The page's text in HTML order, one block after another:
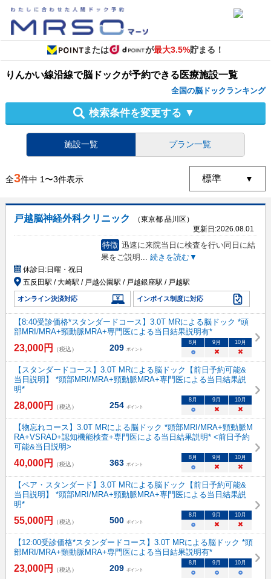
または が最大3.5%貯まる！
りんかい線沿線で脳ドックが予約できる医療施設一覧
全国の脳ドックランキング
検索条件を変更する ▼
施設一覧 プラン一覧
全3件中 1〜3件表示
戸越脳神経外科クリニック
（東京都 品川区）
更新日:2026.08.01
特徴 迅速に来院当日に検査を行い同日に結
果をご説明 ... 続きを読む▼
休診日:日曜・祝日
五反田駅 / 大崎駅 / 戸越公園駅 / 戸越銀座駅 / 戸越駅
オンライン決済対応 インボイス制度に対応
【8:40受診価格*スタンダードコース】3.0T MRによる脳ドック *頭
部MRI/MRA+頸動脈MRA+専門医による当日結果説明有*
23,000円 （税込） 209 ポイント
8月 9月 10月
○ × ×
【スタンダードコース】3.0T MRによる脳ドック【前日予約可能&
当日説明】 *頭部MRI/MRA+頸動脈MRA+専門医による当日結果説
明*
28,000円 （税込） 254 ポイント
8月 9月 10月
○ × ×
【物忘れコース】3.0T MRによる脳ドック *頭部MRI/MRA+頸動脈M
RA+VSRAD+認知機能検査+専門医による当日結果説明* <前日予約
可能&当日説明>
40,000円 （税込） 363 ポイント
8月 9月 10月
○ × ×
【ペア・スタンダード】3.0T MRによる脳ドック【前日予約可能&
当日説明】 *頭部MRI/MRA+頸動脈MRA+専門医による当日結果説
明*
55,000円 （税込） 500 ポイント
8月 9月 10月
○ × ×
【12:00受診価格*スタンダードコース】3.0T MRによる脳ドック *頭
部MRI/MRA+頸動脈MRA+専門医による当日結果説明有*
23,000円 （税込） 209 ポイント
8月 9月 10月
○ ○ ○